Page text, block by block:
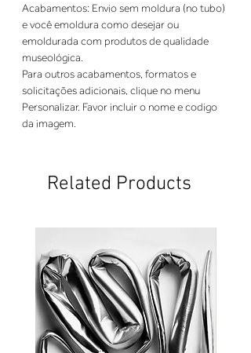
Acabamentos: Envio sem moldura (no tubo)
e você emoldura como desejar ou
emoldurada com produtos de qualidade
museológica.
Para outros acabamentos, formatos e
solicitações adicionais, clique no menu
Personalizar. Favor incluir o nome e codigo
da imagem.
Related Products